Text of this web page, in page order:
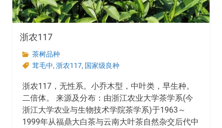
浙农117
茶树品种
茸毛中, 浙农117, 国家级良种
浙农117，无性系。小乔木型，中叶类，早生种。
二倍体。 来源及分布：由浙江农业大学茶学系(今
浙江大学农业与生物技术学院茶学系)于1963～
1999年从福鼎大白茶与云南大叶茶自然杂交后代中